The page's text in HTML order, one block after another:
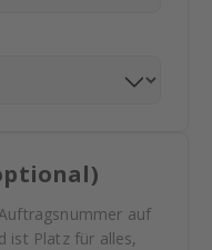
auf
ist Platz für alles,